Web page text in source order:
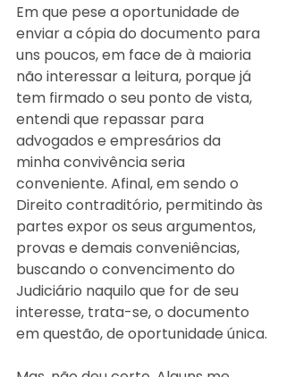
Em que pese a oportunidade de
enviar a cópia do documento para
uns poucos, em face de à maioria
não interessar a leitura, porque já
tem firmado o seu ponto de vista,
entendi que repassar para
advogados e empresários da
minha convivência seria
conveniente. Afinal, em sendo o
Direito contraditório, permitindo às
partes expor os seus argumentos,
provas e demais conveniências,
buscando o convencimento do
Judiciário naquilo que for de seu
interesse, trata-se, o documento
em questão, de oportunidade única.